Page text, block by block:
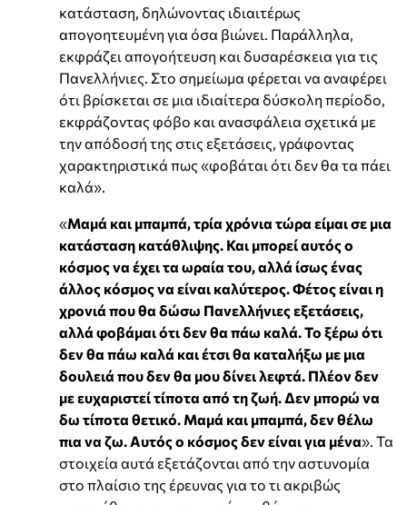
κατάσταση, δηλώνοντας ιδιαιτέρως
απογοητευμένη για όσα βιώνει. Παράλληλα,
εκφράζει απογοήτευση και δυσαρέσκεια για τις
Πανελλήνιες. Στο σημείωμα φέρεται να αναφέρει
ότι βρίσκεται σε μια ιδιαίτερα δύσκολη περίοδο,
εκφράζοντας φόβο και ανασφάλεια σχετικά με
την απόδοσή της στις εξετάσεις, γράφοντας
χαρακτηριστικά πως «φοβάται ότι δεν θα τα πάει
καλά».
«Μαμά και μπαμπά, τρία χρόνια τώρα είμαι σε μια
κατάσταση κατάθλιψης. Και μπορεί αυτός ο
κόσμος να έχει τα ωραία του, αλλά ίσως ένας
άλλος κόσμος να είναι καλύτερος. Φέτος είναι η
χρονιά που θα δώσω Πανελλήνιες εξετάσεις,
αλλά φοβάμαι ότι δεν θα πάω καλά. Το ξέρω ότι
δεν θα πάω καλά και έτσι θα καταλήξω με μια
δουλειά που δεν θα μου δίνει λεφτά. Πλέον δεν
με ευχαριστεί τίποτα από τη ζωή. Δεν μπορώ να
δω τίποτα θετικό. Μαμά και μπαμπά, δεν θέλω
πια να ζω. Αυτός ο κόσμος δεν είναι για μένα». Τα
στοιχεία αυτά εξετάζονται από την αστυνομία
στο πλαίσιο της έρευνας για το τι ακριβώς